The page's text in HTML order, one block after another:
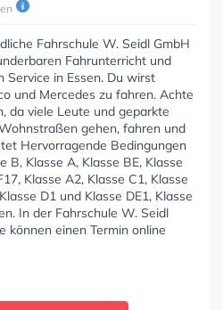
Fahrschule W. Seidl GmbH
Fahrunterricht und
Service in Essen. Du wirst
und Mercedes zu fahren. Achte
da viele Leute und geparkte
gehen, fahren und
Hervorragende Bedingungen
B, Klasse A, Klasse BE, Klasse
Klasse A2, Klasse C1, Klasse
D1 und Klasse DE1, Klasse
In der Fahrschule W. Seidl
können einen Termin online